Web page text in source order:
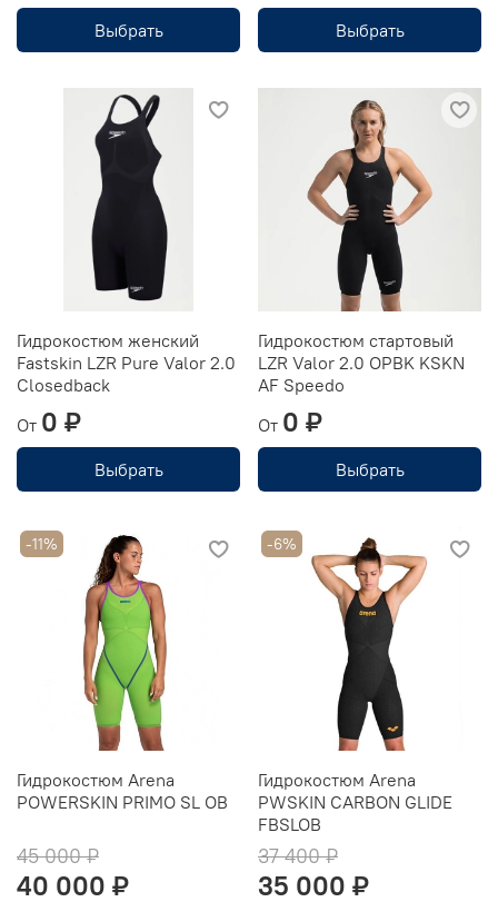
Выбрать Выбрать
Гидрокостюм женский
Fastskin LZR Pure Valor 2.0
Closedback
От 0 ₽
Выбрать
Гидрокостюм стартовый
LZR Valor 2.0 OPBK KSKN
AF Speedo
От 0 ₽
Выбрать
-11%
Гидрокостюм Arena
POWERSKIN PRIMO SL OB
45 000 ₽
40 000 ₽
-6%
Гидрокостюм Arena
PWSKIN CARBON GLIDE
FBSLOB
37 400 ₽
35 000 ₽